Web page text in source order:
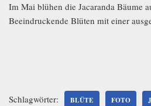
Im Mai blühen die Jacaranda Bäume
Beeindruckende Blüten mit einer
Schlagwörter: BLÜTE FOTO